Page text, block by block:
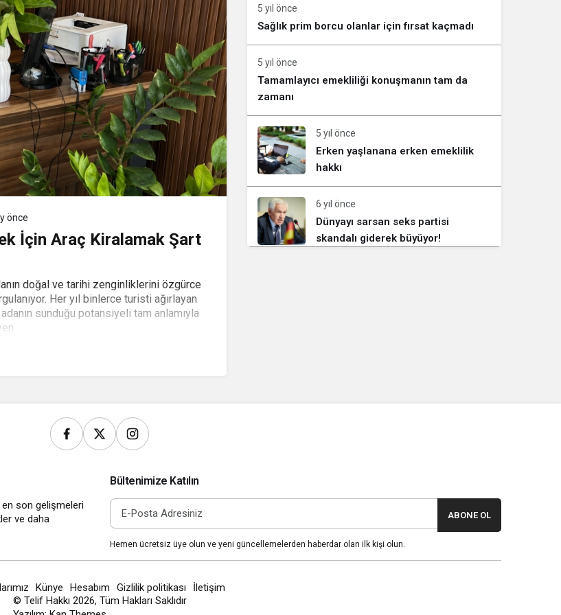
önce
İçin Araç Kiralamak Şart
doğal ve tarihi zenginliklerini özgürce
Her yıl binlerce turisti ağırlayan
sunduğu potansiyeli tam anlamıyla
5 yıl önce
Sağlık prim borcu olanlar için fırsat kaçmadı
5 yıl önce
Tamamlayıcı emekliliği konuşmanın tam da
zamanı
5 yıl önce
Erken yaşlanana erken emeklilik
hakkı
6 yıl önce
Dünyayı sarsan seks partisi
skandalı giderek büyüyor!
en son gelişmeleri
ve daha
Bültenimize Katılın
ABONE OL
Hemen ücretsiz üye olun ve yeni güncellemelerden haberdar olan ilk kişi olun.
Künye Hesabım Gizlilik politikası
İletişim
© Telif Hakkı 2026, Tüm Hakları Saklıdır